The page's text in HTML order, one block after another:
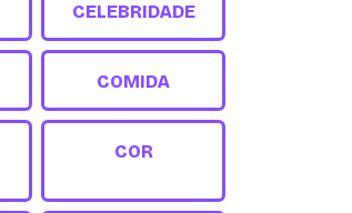
CELEBRIDADE
COMIDA
COR